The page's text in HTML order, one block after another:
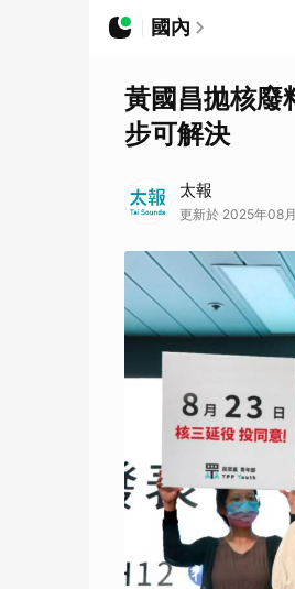
國內
黃國昌拋核
步可解決
太報
更新於 2025年08